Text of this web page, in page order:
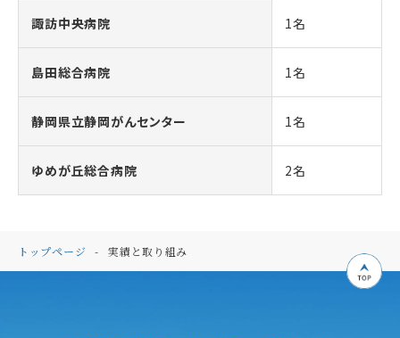
諏訪中央病院 1名
島田総合病院 1名
静岡県立静岡がんセンター 1名
ゆめが丘総合病院 2名
トップページ 実績と取り組み